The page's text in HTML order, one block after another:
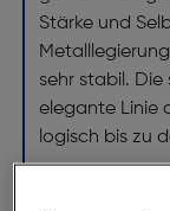
Stärke und
sehr stabil.
elegante Linie
logisch bis zu